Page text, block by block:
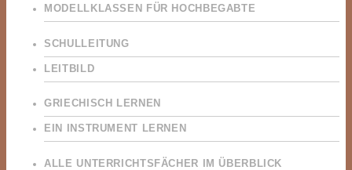
MODELLKLASSEN FÜR HOCHBEGABTE
SCHULLEITUNG
LEITBILD
GRIECHISCH LERNEN
EIN INSTRUMENT LERNEN
ALLE UNTERRICHTSFÄCHER IM ÜBERBLICK